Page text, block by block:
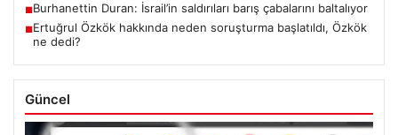
■Burhanettin Duran: İsrail’in saldırıları barış çabalarını baltalıyor
■Ertuğrul Özkök hakkında neden soruşturma başlatıldı, Özkök
ne dedi?
Güncel